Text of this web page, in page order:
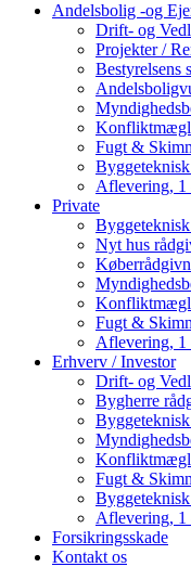
Andelsbolig -og
Drift- og
Projekter /
Bestyrelsens
Fugt &
Aflevering, 1
Private
Nyt hus
Fugt &
Aflevering, 1
Erhverv / Investor
Drift- og
Bygherre
Fugt &
Aflevering, 1
Forsikringsskade
Kontakt os